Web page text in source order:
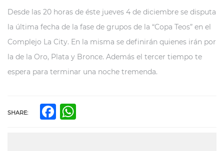
Desde las 20 horas de éste jueves 4 de diciembre se disputa
la última fecha de la fase de grupos de la “Copa Teos” en el
Complejo La City. En la misma se definirán quienes irán por
la de la Oro, Plata y Bronce. Además el tercer tiempo te
espera para terminar una noche tremenda.
SHARE: Facebook